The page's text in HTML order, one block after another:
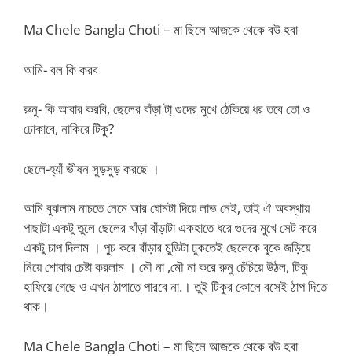
Ma Chele Bangla Choti – মা ছিলে আজকে থেকে বউ হবা
আমি- বল কি করব
রুনু- কি আবার করবি, ছেলের বাঁড়া টা্ গুদের মুখে ঠেকিয়ে ধর তবে তো ও
ঢোকাবে, নাকিরে টিকু?
ছেলে-হ্যাঁ ভীষন সুড়সুড় করছে ।
আমি বুঝলাম নাচতে নেমে আর ঘোমটা দিয়ে লাভ নেই, তাই ঐ অবস্থায়
পাছাটা একটু তুলে ছেলের খাঁড়া বাঁড়াটা একহাতে ধরে গুদের মুখে সেট করে
একটু চাপ দিলাম । পুচ করে বাঁড়ার মুন্ডিটা ঢুকতেই ছেলেকে বুকে জড়িয়ে
নিয়ে শোবার চেষ্টা করলাম । মৌ না ,মৌ না করে রুনু চেঁচিয়ে উঠল, টিকু
হাফিয়ে গেছে ও এখন ঠাপাতে পারবে না.। তুই টিকুর কোলে বসেই ঠাপ দিতে
থাক।
Ma Chele Bangla Choti – মা ছিলে আজকে থেকে বউ হবা